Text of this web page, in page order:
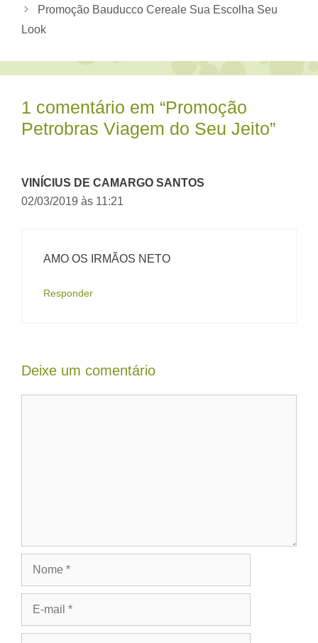
Promoção Bauducco Cereale Sua Escolha Seu
Look
1 comentário em “Promoção
Petrobras Viagem do Seu Jeito”
VINÍCIUS DE CAMARGO SANTOS
02/03/2019 às 11:21
AMO OS IRMÃOS NETO
Responder
Deixe um comentário